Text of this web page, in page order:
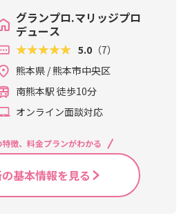
グランプロ.マリッジプロ
デュース
5.0 （7）
熊本県 / 熊本市中央区
南熊本駅 徒歩10分
オンライン面談対応
徴、料金プランがわかる
基本情報を見る